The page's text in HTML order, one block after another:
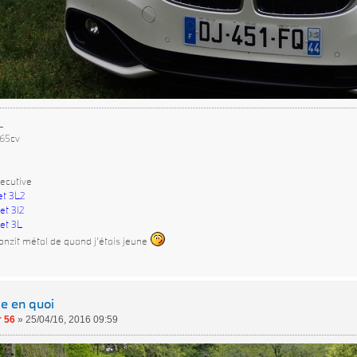
3L2
3l2
3L
métal de quand j'étais jeune
en quoi
56» 25/04/16, 2016 09:59